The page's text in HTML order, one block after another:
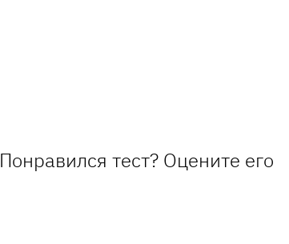
Понравился тест? Оцените его